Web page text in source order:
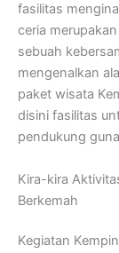
fasilitas
ceria
sebuah
mengenalkan
paket wisata
disini fasilitas
pendukung
Kira-kira
Berkemah
Kegiatan